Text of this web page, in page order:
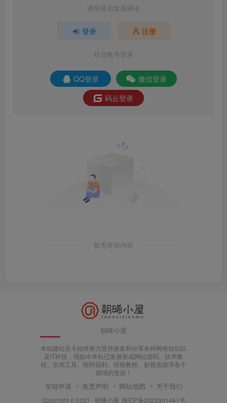
请登录后发表评论
登录 注册
社交账号登录
QQ登录
微信登录
码云登录
暂无评论内容
朝晞小屋
本站建站至今始终努力坚持搜集和分享各种网络知识以
及IT科技，现如今本站已发展形成网站源码、技术教
程、实用工具、限时福利、经验教程、影视资源等各个
领域的资源！
友链申请 免责声明 网站地图 关于我们
Copyright © 2021 · 朝晞小屋 陕ICP备2022001461号